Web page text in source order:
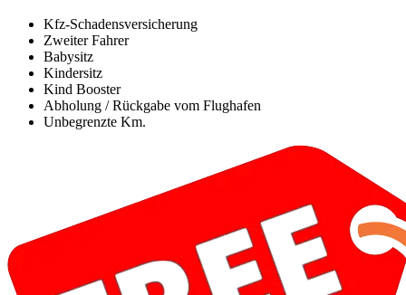
Kfz-Schadensversicherung
Zweiter Fahrer
Babysitz
Kindersitz
Kind Booster
Abholung / Rückgabe vom Flughafen
Unbegrenzte Km.